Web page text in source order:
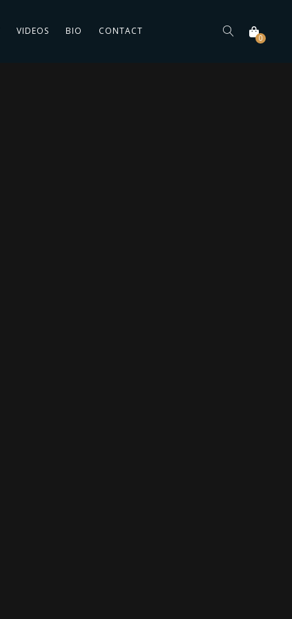
VIDEOS BIO CONTACT
0